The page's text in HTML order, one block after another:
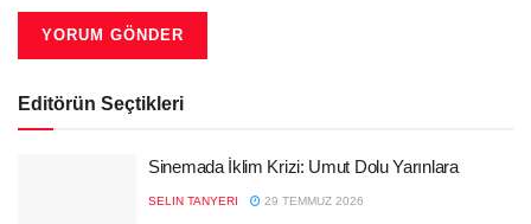
Editörün Seçtikleri
Sinemada İklim Krizi: Umut Dolu Yarınlara
SELIN TANYERI 29 TEMMUZ 2026